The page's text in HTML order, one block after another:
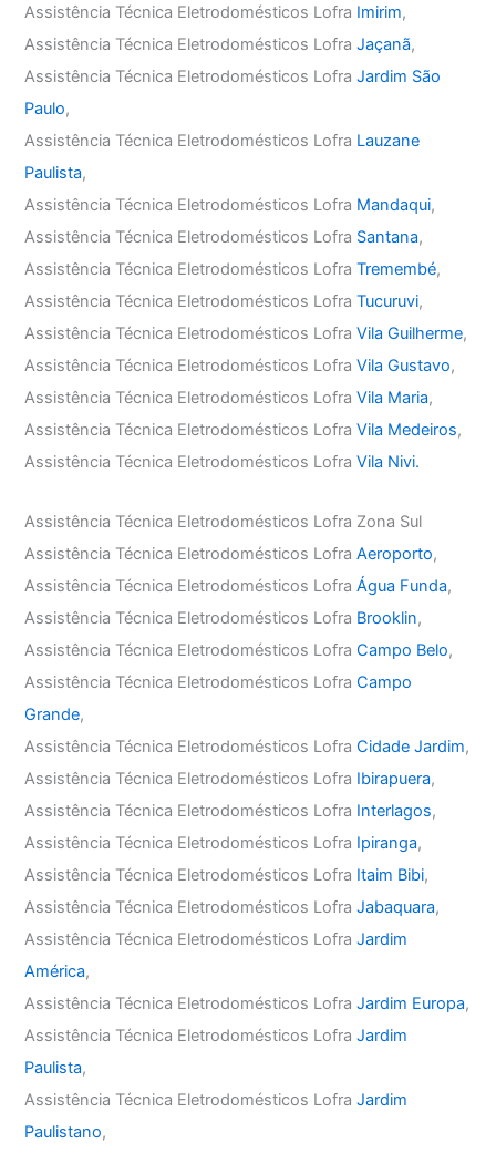
Assistência Técnica Eletrodomésticos Lofra Imirim,
Assistência Técnica Eletrodomésticos LofraJaçanã,
Assistência Técnica Eletrodomésticos LofraJardim São
Paulo,
Assistência Técnica Eletrodomésticos Lofra Lauzane
Paulista,
Assistência Técnica Eletrodomésticos Lofra Mandaqui,
Assistência Técnica Eletrodomésticos Lofra Santana,
Assistência Técnica Eletrodomésticos LofraTremembé,
Assistência Técnica Eletrodomésticos LofraTucuruvi,
Assistência Técnica Eletrodomésticos LofraVila Guilherme,
Assistência Técnica Eletrodomésticos LofraVila Gustavo,
Assistência Técnica Eletrodomésticos LofraVila Maria,
Assistência Técnica Eletrodomésticos LofraVila Medeiros,
Assistência Técnica Eletrodomésticos LofraVila Nivi.
Assistência Técnica Eletrodomésticos Lofra Zona Sul
Assistência Técnica Eletrodomésticos LofraAeroporto,
Assistência Técnica Eletrodomésticos LofraÁgua Funda,
Assistência Técnica Eletrodomésticos Lofra Brooklin,
Assistência Técnica Eletrodomésticos LofraCampo Belo,
Assistência Técnica Eletrodomésticos LofraCampo
Grande,
Assistência Técnica Eletrodomésticos LofraCidade Jardim,
Assistência Técnica Eletrodomésticos Lofra Ibirapuera,
Assistência Técnica Eletrodomésticos Lofra Interlagos,
Assistência Técnica Eletrodomésticos Lofra Ipiranga,
Assistência Técnica Eletrodomésticos Lofra Itaim Bibi,
Assistência Técnica Eletrodomésticos LofraJabaquara,
Assistência Técnica Eletrodomésticos LofraJardim
América,
Assistência Técnica Eletrodomésticos LofraJardim Europa,
Assistência Técnica Eletrodomésticos LofraJardim
Paulista,
Assistência Técnica Eletrodomésticos LofraJardim
Paulistano,